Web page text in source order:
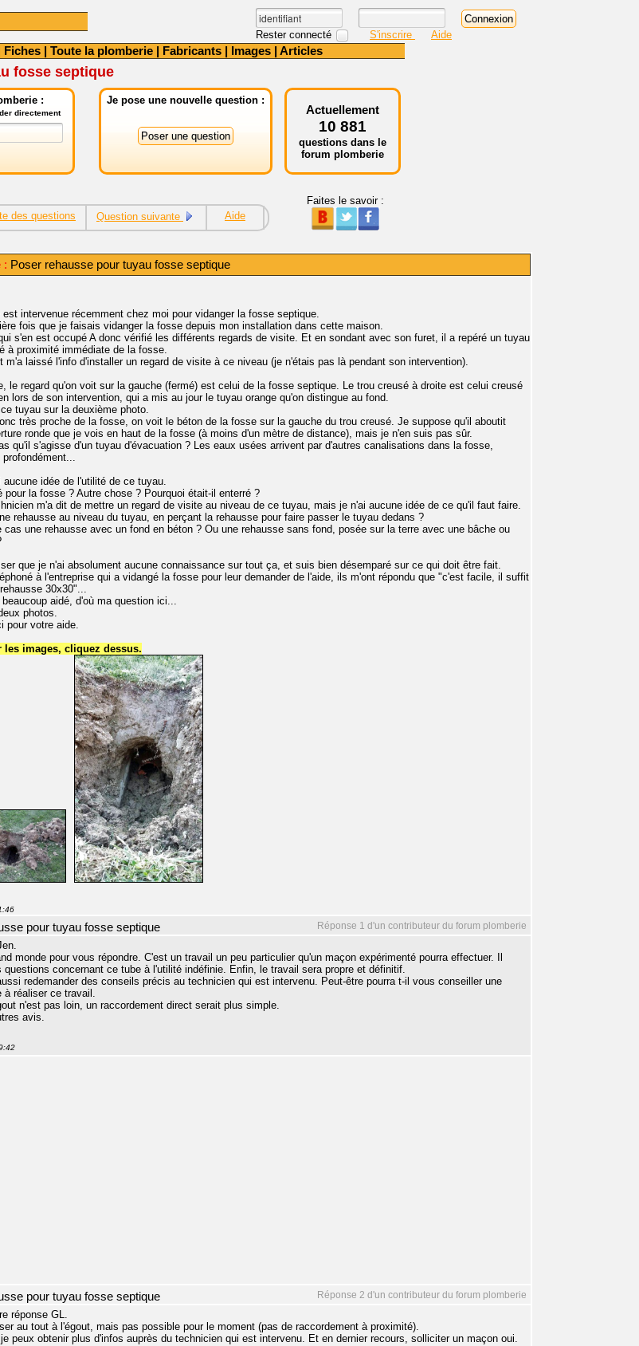
Rester connecté S'inscrire Aide
Fiches | Toute la plomberie | Fabricants | Images | Articles
fosse septique
:
directement
Je pose une nouvelle question :
Actuellement
10 881
questions dans le
forum plomberie
des questions Question suivante Aide
Faites le savoir :
: Poser rehausse pour tuyau fosse septique
est intervenue récemment chez moi pour vidanger la fosse septique.
fois que je faisais vidanger la fosse depuis mon installation dans cette maison.
s'en est occupé A donc vérifié les différents regards de visite. Et en sondant avec son furet, il a repéré un tuyau
à proximité immédiate de la fosse.
m'a laissé l'info d'installer un regard de visite à ce niveau (je n'étais pas là pendant son intervention).
le regard qu'on voit sur la gauche (fermé) est celui de la fosse septique. Le trou creusé à droite est celui creusé
lors de son intervention, qui a mis au jour le tuyau orange qu'on distingue au fond.
tuyau sur la deuxième photo.
très proche de la fosse, on voit le béton de la fosse sur la gauche du trou creusé. Je suppose qu'il aboutit
ronde que je vois en haut de la fosse (à moins d'un mètre de distance), mais je n'en suis pas sûr.
qu'il s'agisse d'un tuyau d'évacuation ? Les eaux usées arrivent par d'autres canalisations dans la fosse,
profondément...
aucune idée de l'utilité de ce tuyau.
pour la fosse ? Autre chose ? Pourquoi était-il enterré ?
m'a dit de mettre un regard de visite au niveau de ce tuyau, mais je n'ai aucune idée de ce qu'il faut faire.
rehausse au niveau du tuyau, en perçant la rehausse pour faire passer le tuyau dedans ?
cas une rehausse avec un fond en béton ? Ou une rehausse sans fond, posée sur la terre avec une bâche ou
que je n'ai absolument aucune connaissance sur tout ça, et suis bien désemparé sur ce qui doit être fait.
à l'entreprise qui a vidangé la fosse pour leur demander de l'aide, ils m'ont répondu que "c'est facile, il suffit
30x30"...
aidé, d'où ma question ici...
photos.
pour votre aide.
les images, cliquez dessus.
Réponse 1 d'un contributeur du forum plomberie
pour tuyau fosse septique
monde pour vous répondre. C'est un travail un peu particulier qu'un maçon expérimenté pourra effectuer. Il
questions concernant ce tube à l'utilité indéfinie. Enfin, le travail sera propre et définitif.
redemander des conseils précis au technicien qui est intervenu. Peut-être pourra t-il vous conseiller une
à réaliser ce travail.
n'est pas loin, un raccordement direct serait plus simple.
avis.
Réponse 2 d'un contributeur du forum plomberie
pour tuyau fosse septique
réponse GL.
au tout à l'égout, mais pas possible pour le moment (pas de raccordement à proximité).
peux obtenir plus d'infos auprès du technicien qui est intervenu. Et en dernier recours, solliciter un maçon oui.